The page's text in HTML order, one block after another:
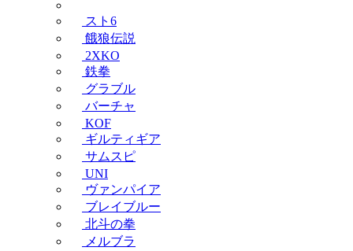
スト6
餓狼伝説
2XKO
鉄拳
グラブル
バーチャ
KOF
ギルティギア
サムスピ
UNI
ヴァンパイア
ブレイブルー
北斗の拳
メルブラ